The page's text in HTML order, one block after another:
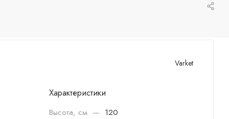
Varket
Характеристики
Высота, см — 120